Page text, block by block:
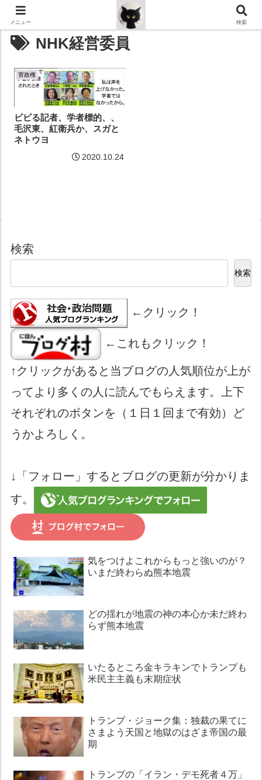
NHK経営委員
菅政権
ビビる記者、学者標的、、
毛沢東、紅衛兵か、スガと
ネトウヨ
2020.10.24
検索
検索
←クリック！
←これもクリック！
↑クリックがあると当ブログの人気順位が上が
ってより多くの人に読んでもらえます。上下
それぞれのボタンを（１日１回まで有効）ど
うかよろしく。
↓「フォロー」するとブログの更新が分かりま
す。
気をつけよこれからもっと強いのが？
いまだ終わらぬ熊本地震
どの揺れが地震の神の本心か未だ終わ
らず熊本地震
いたるところ金キラキンでトランプも
米民主主義も末期症状
トランプ・ジョーク集：独裁の果てに
さまよう天国と地獄のはざま帝国の最
期
トランプの「イラン・デモ死者４万」
メニュー 検索